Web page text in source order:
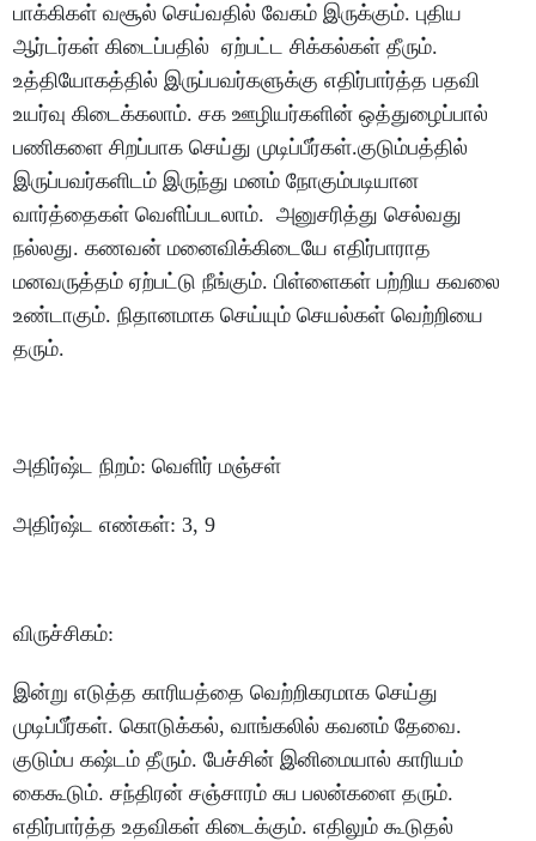
பாக்கிகள் வசூல் செய்வதில் வேகம் இருக்கும்.புதிய
ஆர்டர்கள் கிடைப்பதில் ஏற்பட்ட சிக்கல்கள் தீரும்.
உத்தியோகத்தில் இருப்பவர்களுக்கு எதிர்பார்த்த பதவி
உயர்வு கிடைக்கலாம்.சக ஊழியர்களின் ஒத்துழைப்பால்
பணிகளை சிறப்பாக செய்து முடிப்பீர்கள்.குடும்பத்தில்
இருப்பவர்களிடம் இருந்து மனம் நோகும்படியான
வார்த்தைகள் வெளிப்படலாம்.அனுசரித்து செல்வது
நல்லது.கணவன் மனைவிக்கிடையே எதிர்பாராத
மனவருத்தம் ஏற்பட்டு நீங்கும்.பிள்ளைகள் பற்றிய கவலை
உண்டாகும்.நிதானமாக செய்யும் செயல்கள் வெற்றியை
தரும்.
அதிர்ஷ்ட நிறம்:வெளிர் மஞ்சள்
அதிர்ஷ்ட எண்கள்: 3, 9
விருச்சிகம்:
இன்று எடுத்த காரியத்தை வெற்றிகரமாக செய்து
முடிப்பீர்கள்.கொடுக்கல்,வாங்கலில் கவனம் தேவை.
குடும்ப கஷ்டம் தீரும்.பேச்சின் இனிமையால் காரியம்
கைகூடும்.சந்திரன் சஞ்சாரம் சுப பலன்களை தரும்.
எதிர்பார்த்த உதவிகள் கிடைக்கும்.எதிலும் கூடுதல்